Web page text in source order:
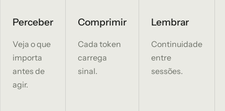
Perceber
Veja o que
importa
antes de
agir.
Comprimir
Cada token
carrega
sinal.
Lembrar
Continuidade
entre
sessões.